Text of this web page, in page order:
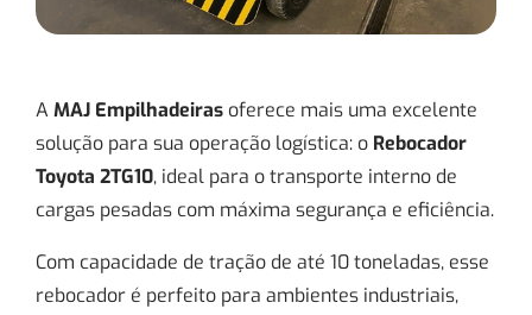
A MAJ Empilhadeiras oferece mais uma excelente
solução para sua operação logística: o Rebocador
Toyota 2TG10, ideal para o transporte interno de
cargas pesadas com máxima segurança e eficiência.
Com capacidade de tração de até 10 toneladas, esse
rebocador é perfeito para ambientes industriais,